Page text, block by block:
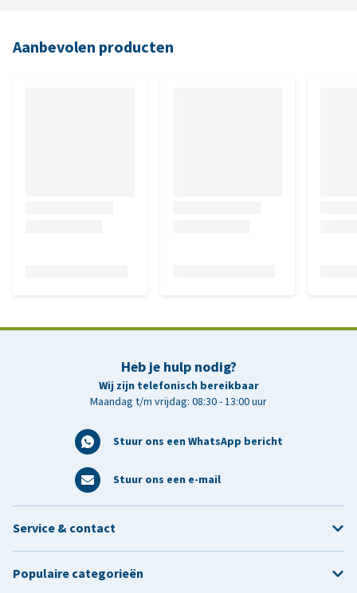
Aanbevolen producten
Heb je hulp nodig?
Wij zijn telefonisch bereikbaar
Maandag t/m vrijdag: 08:30 - 13:00 uur
Stuur ons een WhatsApp bericht
Stuur ons een e-mail
Service & contact
Populaire categorieën